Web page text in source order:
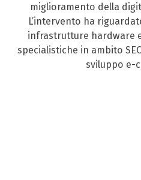
miglioramento della
L’intervento ha
infrastrutture hardware
specialistiche in ambito
sviluppo e-